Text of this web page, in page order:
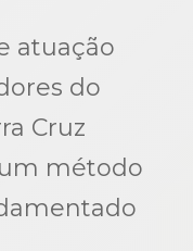
atuação
do
Cruz
método